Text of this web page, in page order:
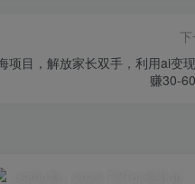
项目，解放家长双手，利用ai变
赚30-